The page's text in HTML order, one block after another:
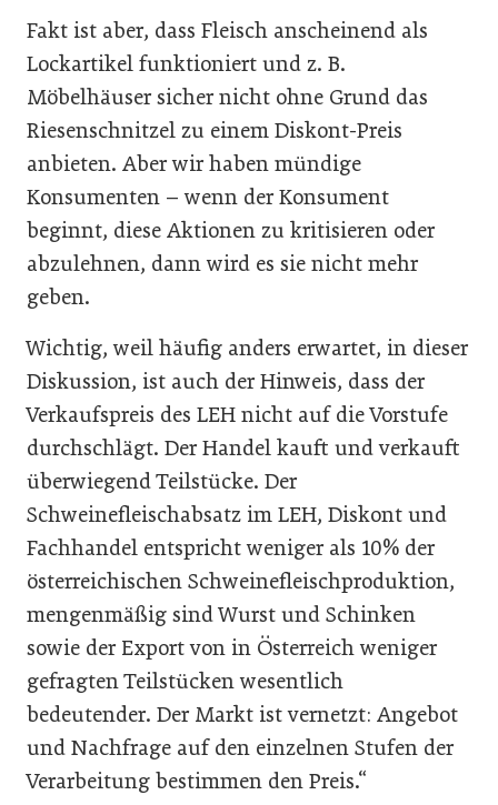
Fakt ist aber, dass Fleisch anscheinend als
Lockartikel funktioniert und z. B.
Möbelhäuser sicher nicht ohne Grund das
Riesenschnitzel zu einem Diskont-Preis
anbieten. Aber wir haben mündige
Konsumenten – wenn der Konsument
beginnt, diese Aktionen zu kritisieren oder
abzulehnen, dann wird es sie nicht mehr
geben.
Wichtig, weil häufig anders erwartet, in dieser
Diskussion, ist auch der Hinweis, dass der
Verkaufspreis des LEH nicht auf die Vorstufe
durchschlägt. Der Handel kauft und verkauft
überwiegend Teilstücke. Der
Schweinefleischabsatz im LEH, Diskont und
Fachhandel entspricht weniger als 10% der
österreichischen Schweinefleischproduktion,
mengenmäßig sind Wurst und Schinken
sowie der Export von in Österreich weniger
gefragten Teilstücken wesentlich
bedeutender. Der Markt ist vernetzt: Angebot
und Nachfrage auf den einzelnen Stufen der
Verarbeitung bestimmen den Preis.“